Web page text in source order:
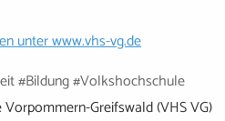
unterwww.vhs-vg.de
#Bildung #Volkshochschule
Greifswald (VHS VG)